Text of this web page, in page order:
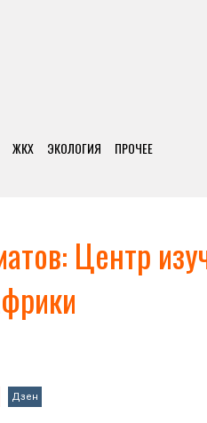
ЖКХ ЭКОЛОГИЯ ПРОЧЕЕ
Центр
Дзен